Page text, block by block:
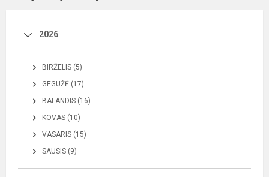
2026
BIRŽELIS (5)
GEGUŽĖ (17)
BALANDIS (16)
KOVAS (10)
VASARIS (15)
SAUSIS (9)